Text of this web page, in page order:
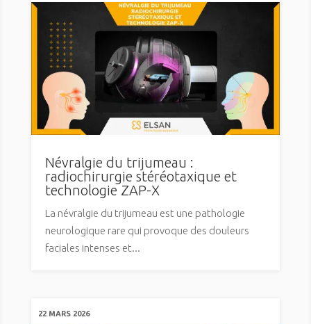
Névralgie du trijumeau :
radiochirurgie stéréotaxique et
technologie ZAP-X
La névralgie du trijumeau est une pathologie
neurologique rare qui provoque des douleurs
faciales intenses et...
22 MARS 2026